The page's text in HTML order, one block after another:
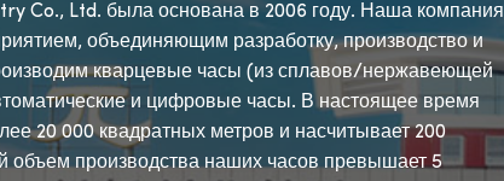
Co., Ltd. была основана в 2006 году. Наша компания
объединяющим разработку, производство и
кварцевые часы (из сплавов/нержавеющей
и цифровые часы. В настоящее время
20 000 квадратных метров и насчитывает 200
объем производства наших часов превышает 5